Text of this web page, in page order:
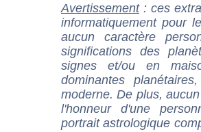
Avertissement: ces
informatiquement pour
aucun caractère
significations des
signes et/ou en
dominantes
moderne. De plus,
l'honneur d'une
portrait astrologique